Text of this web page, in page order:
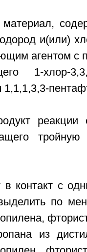
материал,
и(или)
агентом с
1-хлор-
тройную
в контакт с
по
из